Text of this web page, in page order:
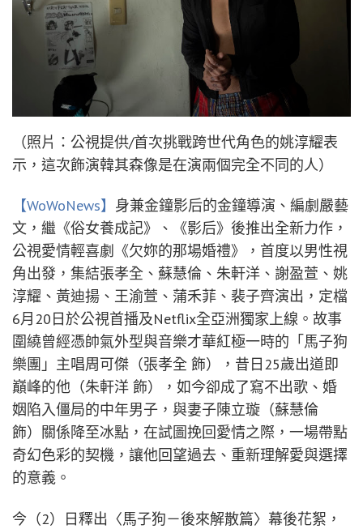
（照片：公視提供/首次挑戰跨世代角色的姚淳耀表
示，這次飾演韓其森像是在演兩個完全不同的人）
【WoWoNews】 身兼金鐘影后的金鐘導演、編劇嚴藝
文，繼《俗女養成記》、《影后》後推出全新力作，
公視愛情輕喜劇《欠妳的那場婚禮》，首度以男性視
角出發，集結張孝全、蘇慧倫、朱軒洋、謝盈萱、姚
淳耀、黃迪揚、王渝萱、蒲禾菲、裴子齊演出，定檔
6月20日於公視首播及Netflix全亞洲獨家上線。故事
圍繞曾經憑帥氣外型與音樂才華紅極一時的「馬子狗
樂團」主唱周可傑（張孝全 飾），昔日25歲出道即
巔峰的他（朱軒洋 飾），如今卻成了寫不出歌、婚
姻陷入僵局的中年男子，與妻子陳立璇（蘇慧倫
飾）關係降至冰點，在試圖挽回愛情之際，一場帶點
奇幻色彩的契機，讓他回望過去、重新理解愛與選擇
的意義。
今（2）日釋出〈馬子狗－後來解散篇〉幕後花絮，